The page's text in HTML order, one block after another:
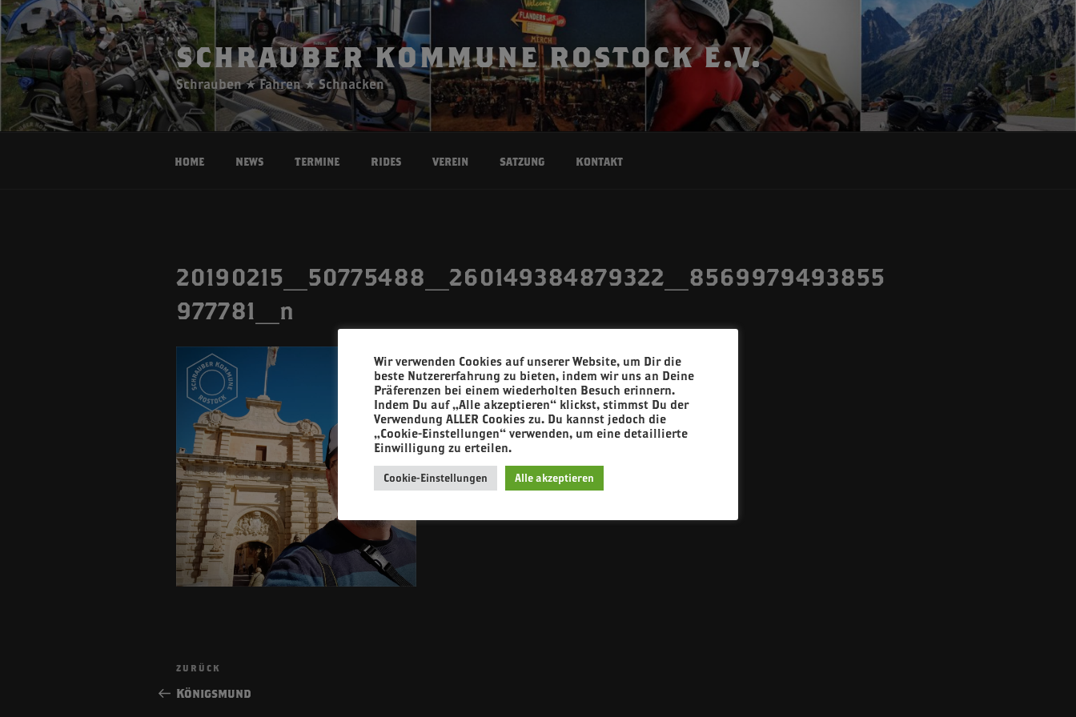
Zum
Inhalt
springen
SCHRAUBER KOMMUNE ROSTOCK E.V.
Schrauben ★ Fahren ★ Schnacken
Home News Termine Rides Verein Satzung Kontakt
20190215_50775488_260149384879322_8569979493855
977781_n
Beitragsnavigation
Vorheriger
Beitrag
ZURÜCK
Königsmund
Wir verwenden Cookies auf unserer Website, um Dir die
beste Nutzererfahrung zu bieten, indem wir uns an Deine
Präferenzen bei einem wiederholten Besuch erinnern.
Indem Du auf „Alle akzeptieren“ klickst, stimmst Du der
Verwendung ALLER Cookies zu. Du kannst jedoch die
„Cookie-Einstellungen“ verwenden, um eine detaillierte
Einwilligung zu erteilen.
Cookie-Einstellungen Alle akzeptieren